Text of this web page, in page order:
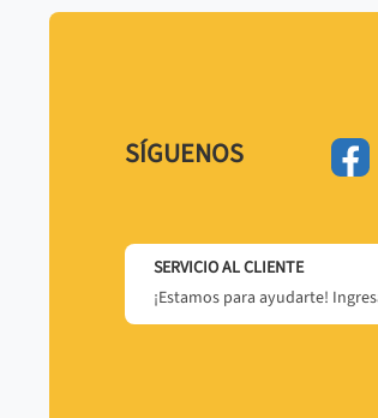
SÍGUENOS
SERVICIO AL CLIENTE
¡Estamos para ayudarte!